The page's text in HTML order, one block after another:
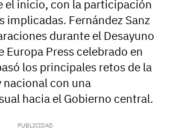
el inicio, con la participación
implicadas. Fernández Sanz
durante el Desayuno
Europa Press celebrado en
los principales retos de la
nacional con una
hacia el Gobierno central.